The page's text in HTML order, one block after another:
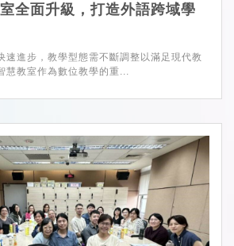
全面升級，打造外語跨域學
速進步，教學型態需不斷調整以滿足現代教
慧教室作為數位教學的重...